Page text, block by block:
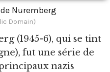
Nuremberg
Domain)
(1945-6), qui se tint
fut une série de
nazis